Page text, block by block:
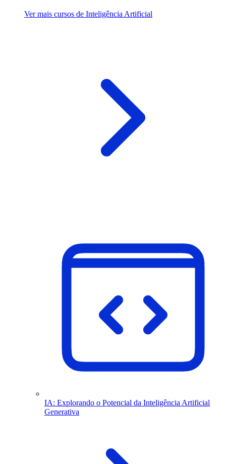
Ver mais cursos de Inteligência Artificial
IA: Explorando o Potencial da Inteligência Artificial
Generativa